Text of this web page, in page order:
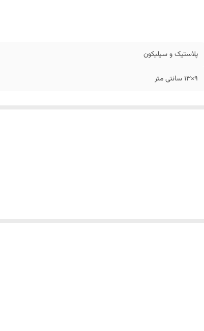
پلاستیک و سیلیکون
9×13 سانتی متر